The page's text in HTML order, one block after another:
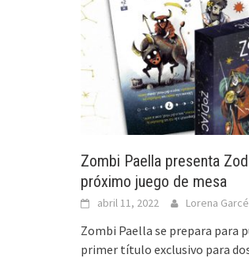
Zombi Paella presenta
próximo juego de mesa
abril 11, 2022 Lorena
Zombi Paella se prepara para
primer título exclusivo para